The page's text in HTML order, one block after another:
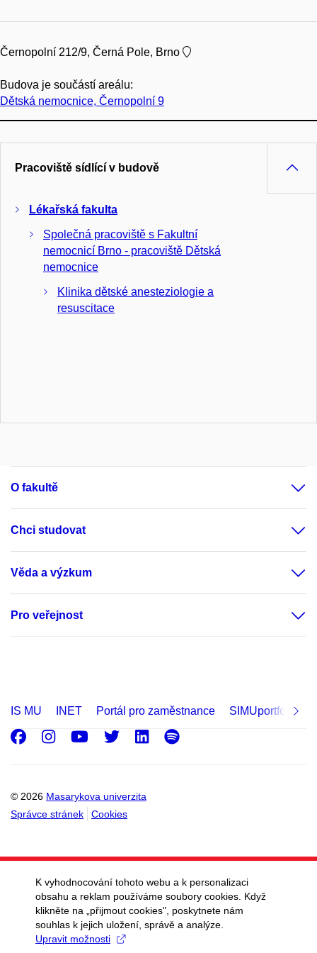
Černopolní 212/9, Černá Pole, Brno
Budova je součástí areálu:
Dětská nemocnice, Černopolní 9
Pracoviště sídlící v budově
Lékařská fakulta
Společná pracoviště s Fakultní
nemocnicí Brno - pracoviště Dětská
nemocnice
Klinika dětské anesteziologie a
resuscitace
O fakultě
Chci studovat
Věda a výzkum
Pro veřejnost
IS MU INET Portál pro zaměstnance SIMUportfolio
© 2026 Masarykova univerzita
Správce stránek
Cookies
Facebook
Instagram
Youtube
Twitter
LinkedIn
Spotify
K vyhodnocování tohoto webu a k personalizaci
obsahu a reklam používáme soubory cookies. Když
klikněte na „přijmout cookies", poskytnete nám
souhlas k jejich uložení, správě a analýze.
Upravit možnosti